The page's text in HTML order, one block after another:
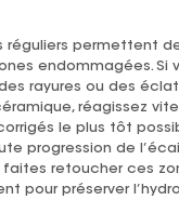
réguliers permettent
endommagées. Si
rayures ou des
réagissez
le plus tôt
progression de
retoucher ces
pour préserver